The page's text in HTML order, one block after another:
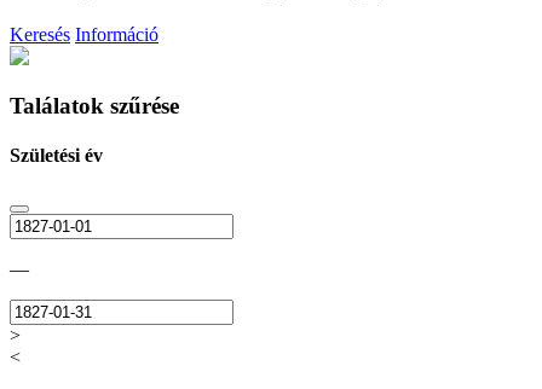
Keresés Információ
Találatok szűrése
Születési év
—
>
<